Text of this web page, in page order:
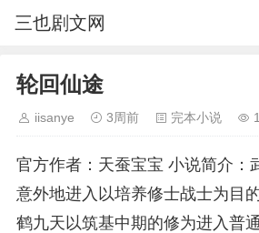
三也剧文网
轮回仙途
iisanye 3周前 完本小说
官方作者：天蚕宝宝 小说简介：
意外地进入以培养修士战士为目
鹤九天以筑基中期的修为进入普